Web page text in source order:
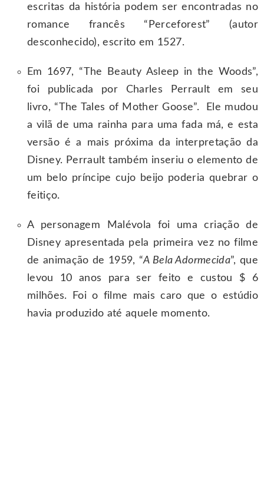
escritas da história podem ser encontradas no
romance francês “Perceforest” (autor
desconhecido), escrito em 1527.
Em 1697, “The Beauty Asleep in the Woods”,
foi publicada por Charles Perrault em seu
livro, “The Tales of Mother Goose”. Ele mudou
a vilã de uma rainha para uma fada má, e esta
versão é a mais próxima da interpretação da
Disney. Perrault também inseriu o elemento de
um belo príncipe cujo beijo poderia quebrar o
feitiço.
A personagem Malévola foi uma criação de
Disney apresentada pela primeira vez no filme
de animação de 1959, “A Bela Adormecida”, que
levou 10 anos para ser feito e custou $ 6
milhões. Foi o filme mais caro que o estúdio
havia produzido até aquele momento.